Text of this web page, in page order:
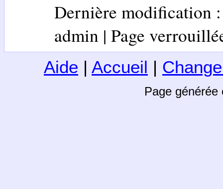
Dernière modification
admin | Page
Aide | Accueil |
Page générée